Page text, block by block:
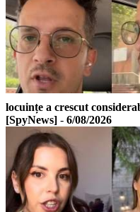
locuințe a crescut
[SpyNews] - 6/08/2026